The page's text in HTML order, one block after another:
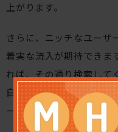
上がります。
さらに、ニッチなユーザ
着実な流入が期待できま
れば、その通り検索して
自院の強みや獲得したい
ーワードを選定する必要